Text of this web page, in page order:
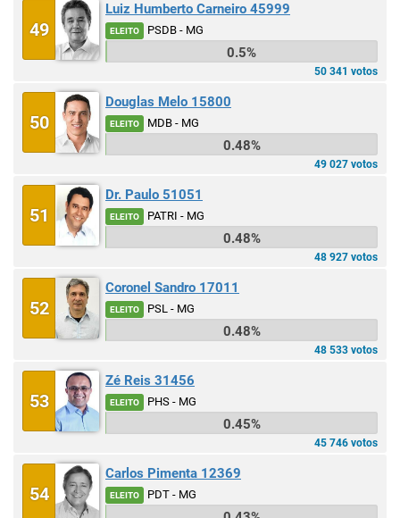
49
Luiz Humberto Carneiro 45999
ELEITO PSDB - MG
0.5%
50 341 votos
50
Douglas Melo 15800
ELEITO MDB - MG
0.48%
49 027 votos
51
Dr. Paulo 51051
ELEITO PATRI - MG
0.48%
48 927 votos
52
Coronel Sandro 17011
ELEITO PSL - MG
0.48%
48 533 votos
53
Zé Reis 31456
ELEITO PHS - MG
0.45%
45 746 votos
54
Carlos Pimenta 12369
ELEITO PDT - MG